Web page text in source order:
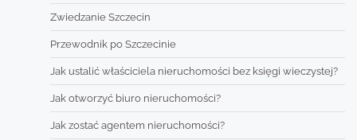
Zwiedzanie Szczecin
Przewodnik po Szczecinie
Jak ustalić właściciela nieruchomości bez księgi wieczystej?
Jak otworzyć biuro nieruchomości?
Jak zostać agentem nieruchomości?